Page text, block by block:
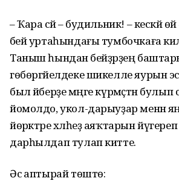
– Ҡара әсәй – будильник! – кескәй
әбей уртаһындағы тумбочкаға
Таныш һындан әбейҙәрҙең баштары
гөбөргәйелдеке шикелле яурын
был әйберҙе мәңге күрмәҫтән
йомолдо, укол-дарыуҙар менән
йөрәктәре хәлһеҙ аяҡтарын
дарһылдап тулап китте.
Әсә аптырай төштө: